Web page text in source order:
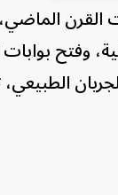
وفتح
وصلت إلى 4 أضعاف مستوى